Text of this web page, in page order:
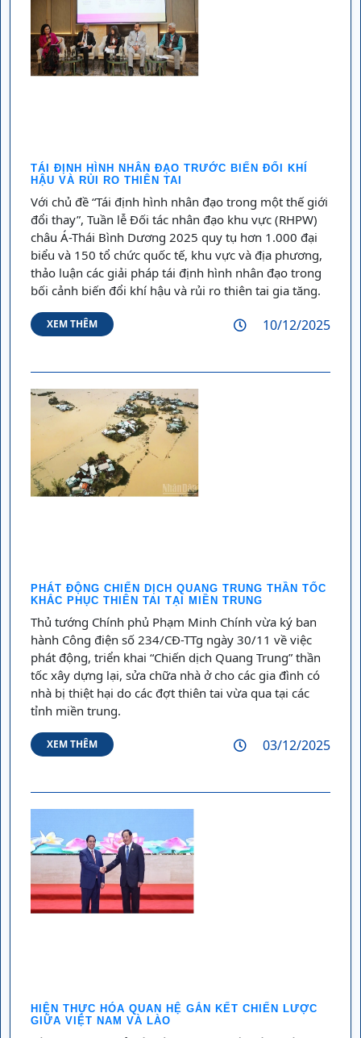
TÁI ĐỊNH HÌNH NHÂN ĐẠO TRƯỚC BIẾN ĐỔI KHÍ
HẬU VÀ RỦI RO THIÊN TAI
Với chủ đề “Tái định hình nhân đạo trong một thế giới
đổi thay”, Tuần lễ Đối tác nhân đạo khu vực (RHPW)
châu Á-Thái Bình Dương 2025 quy tụ hơn 1.000 đại
biểu và 150 tổ chức quốc tế, khu vực và địa phương,
thảo luận các giải pháp tái định hình nhân đạo trong
bối cảnh biến đổi khí hậu và rủi ro thiên tai gia tăng.
10/12/2025
XEM THÊM
PHÁT ĐỘNG CHIẾN DỊCH QUANG TRUNG THẦN TỐC
KHẮC PHỤC THIÊN TAI TẠI MIỀN TRUNG
Thủ tướng Chính phủ Phạm Minh Chính vừa ký ban
hành Công điện số 234/CĐ-TTg ngày 30/11 về việc
phát động, triển khai “Chiến dịch Quang Trung” thần
tốc xây dựng lại, sửa chữa nhà ở cho các gia đình có
nhà bị thiệt hại do các đợt thiên tai vừa qua tại các
tỉnh miền trung.
03/12/2025
XEM THÊM
HIỆN THỰC HÓA QUAN HỆ GẮN KẾT CHIẾN LƯỢC
GIỮA VIỆT NAM VÀ LÀO